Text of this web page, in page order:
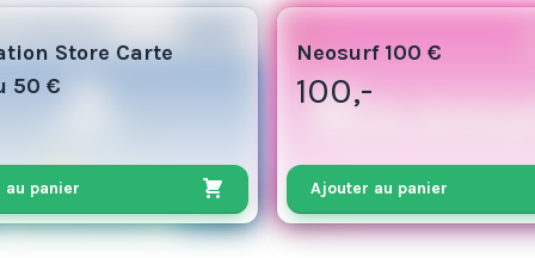
Store Carte
50 €
panier
Neosurf 100 €
100,-
Ajouter au panier